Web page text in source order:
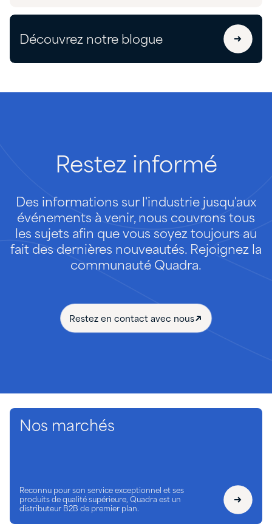
Découvrez notre blogue
Restez informé
Des informations sur l'industrie jusqu'aux
événements à venir, nous couvrons tous
les sujets afin que vous soyez toujours au
fait des dernières nouveautés. Rejoignez la
communauté Quadra.
Restez en contact avec nous
Nos marchés
Reconnu pour son service exceptionnel et ses
produits de qualité supérieure, Quadra est un
distributeur B2B de premier plan.